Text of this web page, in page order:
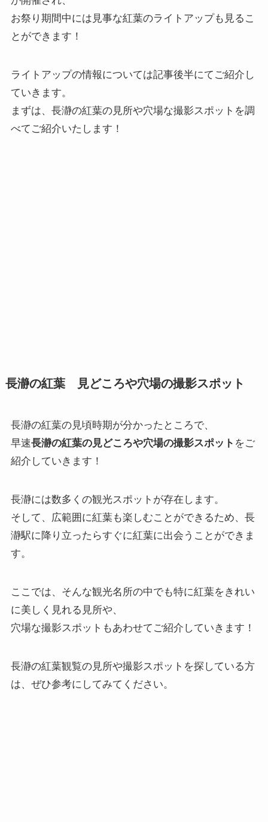
お祭り期間中には見事な紅葉のライトアップも見るこ
とができます！
ライトアップの情報については記事後半にてご紹介し
ていきます。
まずは、長瀞の紅葉の見所や穴場な撮影スポットを調
べてご紹介いたします！
長瀞の紅葉 見どころや穴場の撮影スポット
長瀞の紅葉の見頃時期が分かったところで、
早速長瀞の紅葉の見どころや穴場の撮影スポット をご
紹介していきます！
長瀞には数多くの観光スポットが存在します。
そして、広範囲に紅葉も楽しむことができるため、長
瀞駅に降り立ったらすぐに紅葉に出会うことができま
す。
ここでは、そんな観光名所の中でも特に紅葉をきれい
に美しく見れる見所や、
穴場な撮影スポットもあわせてご紹介していきます！
長瀞の紅葉観覧の見所や撮影スポットを探している方
は、ぜひ参考にしてみてください。